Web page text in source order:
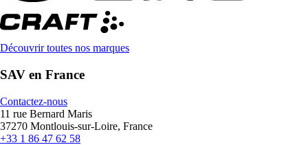
Découvrir toutes nos marques
SAV en France
Contactez-nous
11 rue Bernard Maris
37270 Montlouis-sur-Loire, France
+33 1 86 47 62 58